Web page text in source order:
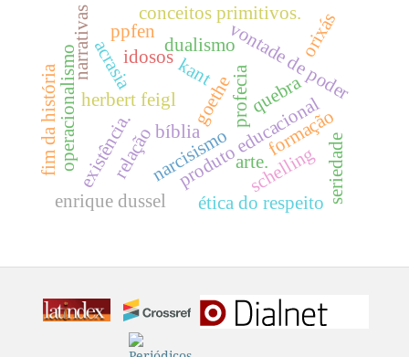
kant
herbert feigl
bíblia
profecia
produto educacional
relação
vontade de poder
acrasia
formação
conceitos primitivos.
operacionalismo
fim da história
idosos
enrique dussel
arte.
schelling
existência.
goethe
ética do respeito
dualismo
narcisismo seriedade
quebra
ppfen orixás
narrativas